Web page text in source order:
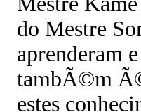
do Mestre
aprenderam
tambÃ©m
estes